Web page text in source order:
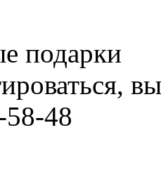
подарки
48